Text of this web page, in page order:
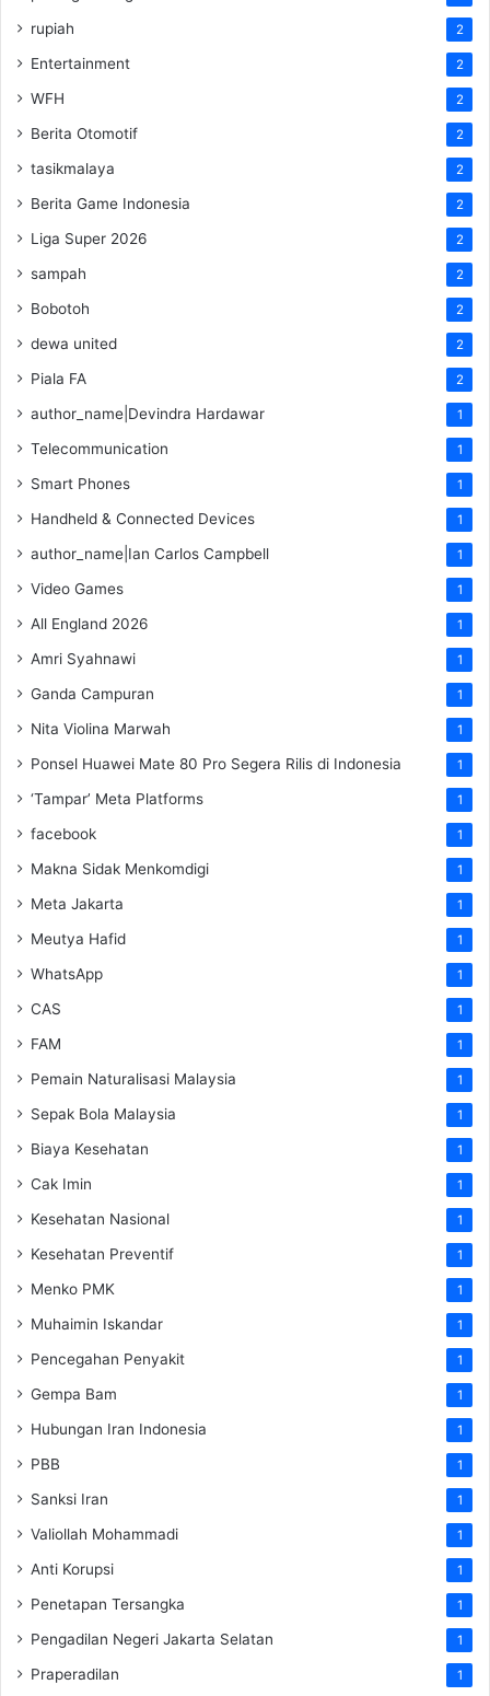
rupiah 2
Entertainment 2
WFH 2
Berita Otomotif 2
tasikmalaya 2
Berita Game Indonesia 2
Liga Super 2026 2
sampah 2
Bobotoh 2
dewa united 2
Piala FA 2
author_name|Devindra Hardawar 1
Telecommunication 1
Smart Phones 1
Handheld & Connected Devices 1
author_name|Ian Carlos Campbell 1
Video Games 1
All England 2026 1
Amri Syahnawi 1
Ganda Campuran 1
Nita Violina Marwah 1
Ponsel Huawei Mate 80 Pro Segera Rilis di Indonesia 1
‘Tampar’ Meta Platforms 1
facebook 1
Makna Sidak Menkomdigi 1
Meta Jakarta 1
Meutya Hafid 1
WhatsApp 1
CAS 1
FAM 1
Pemain Naturalisasi Malaysia 1
Sepak Bola Malaysia 1
Biaya Kesehatan 1
Cak Imin 1
Kesehatan Nasional 1
Kesehatan Preventif 1
Menko PMK 1
Muhaimin Iskandar 1
Pencegahan Penyakit 1
Gempa Bam 1
Hubungan Iran Indonesia 1
PBB 1
Sanksi Iran 1
Valiollah Mohammadi 1
Anti Korupsi 1
Penetapan Tersangka 1
Pengadilan Negeri Jakarta Selatan 1
Praperadilan 1